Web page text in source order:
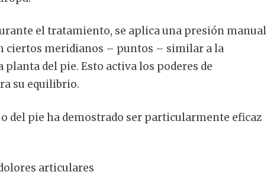
el tratamiento, se aplica una presión manual
ciertos meridianos – puntos – similar a la
del pie. Esto activa los poderes de
su equilibrio.
del pie ha demostrado ser particularmente eficaz
articulares